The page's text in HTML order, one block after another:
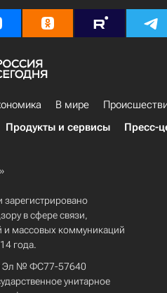
В мире
Продукты и сервисы Пресс-
в сфере связи,
массовых коммуникаций
года.
Эл № ФС77-57640
унитарное